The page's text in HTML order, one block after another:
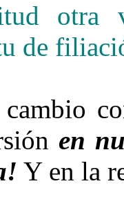
de
en
Y en la